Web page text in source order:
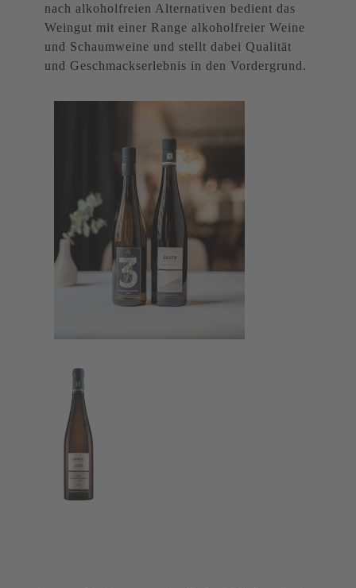
nach alkoholfreien Alternativen bedient das
Weingut mit einer Range alkoholfreier Weine
und Schaumweine und stellt dabei Qualität
und Geschmackserlebnis in den Vordergrund.